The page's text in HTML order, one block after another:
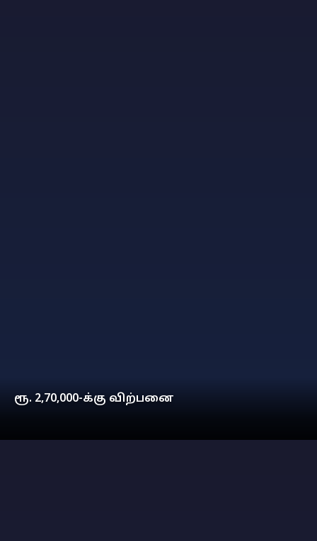
ரூ. 2,70,000-க்கு விற்பனை